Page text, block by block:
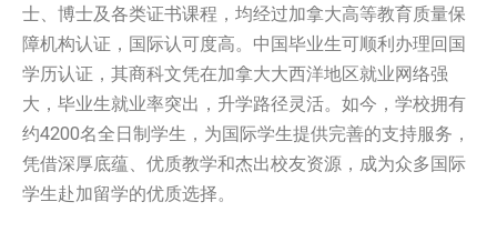
士、博士及各类证书课程，均经过加拿大高等教育质量保
障机构认证，国际认可度高。中国毕业生可顺利办理回国
学历认证，其商科文凭在加拿大大西洋地区就业网络强
大，毕业生就业率突出，升学路径灵活。如今，学校拥有
约4200名全日制学生，为国际学生提供完善的支持服务，
凭借深厚底蕴、优质教学和杰出校友资源，成为众多国际
学生赴加留学的优质选择。